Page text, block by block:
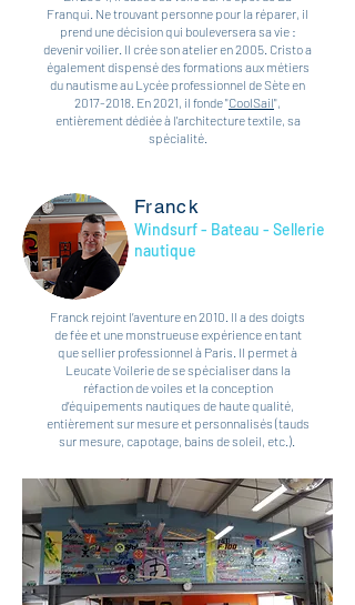
Franqui. Ne trouvant personne pour la réparer, il
prend une décision qui bouleversera sa vie :
devenir voilier. Il crée son atelier en 2005. Cristo a
également dispensé des formations aux métiers
du nautisme au Lycée professionnel de Sète en
2017-2018 . En 2021, il fonde "CoolSail",
entièrement dédiée à l'architecture textile, sa
spécialité.
Franck
Windsurf - Bateau - Sellerie
nautique
Franck rejoint l’aventure en 2010. Il a des doigts
de fée et une monstrueuse expérience en tant
que sellier professionnel à Paris. Il permet à
Leucate Voilerie de se spécialiser dans la
réfaction de voiles et la conception
d’équipements nautiques de haute qualité,
entièrement sur mesure et personnalisés (tauds
sur mesure, capotage, bains de soleil, etc.).